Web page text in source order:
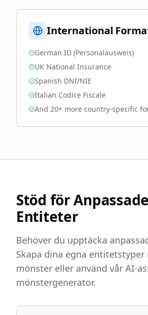
International
German ID (Personalausweis)
UK National Insurance
Spanish DNI/NIE
Italian Codice Fiscale
And 20+ more country-specific
Stöd för Anpassade
Entiteter
Behöver du upptäcka
Skapa dina egna entitetstyper
mönster eller använd vår AI-
mönstergenerator.